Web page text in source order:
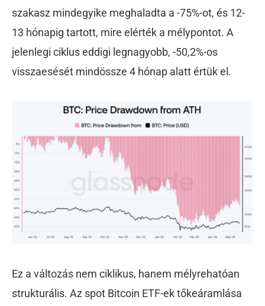
szakasz mindegyike meghaladta a -75%-ot, és 12-
13 hónapig tartott, mire elérték a mélypontot. A
jelenlegi ciklus eddigi legnagyobb, -50,2%-os
visszaesését mindössze 4 hónap alatt értük el.
Ez a változás nem ciklikus, hanem mélyrehatóan
strukturális. Az spot Bitcoin ETF-ek tőkeáramlása